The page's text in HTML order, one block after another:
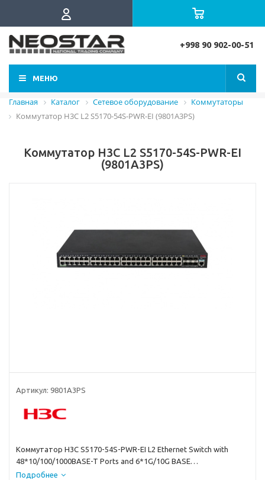
+998 90 902-00-51
МЕНЮ
Главная Каталог Сетевое оборудование
Коммутаторы
Коммутатор H3C L2 S5170-54S-PWR-EI (9801A3PS)
Коммутатор H3C L2 S5170-54S-PWR-EI
(9801A3PS)
Артикул: 9801A3PS
Коммутатор H3C S5170-54S-PWR-EI L2 Ethernet Switch with
48*10/100/1000BASE-T Ports and 6*1G/10G BASE
Подробнее